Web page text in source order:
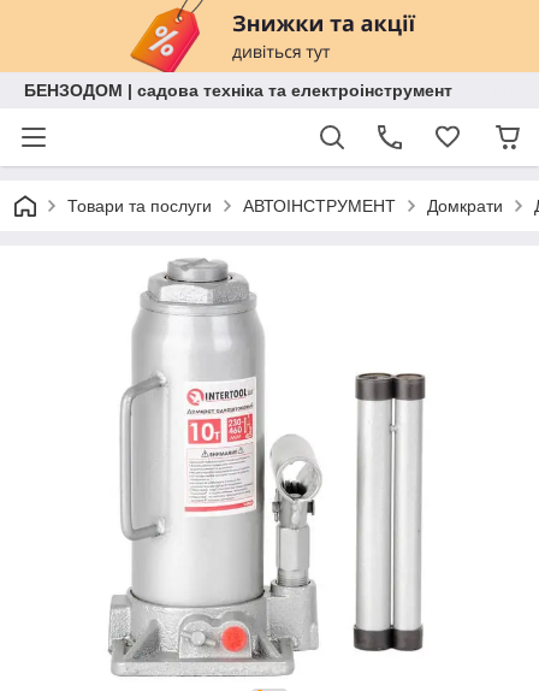
БЕНЗОДОМ | садова техніка та електроінструмент
Товари та послуги АВТОІНСТРУМЕНТ Домкрати